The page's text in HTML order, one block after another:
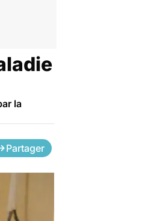
la
Partager